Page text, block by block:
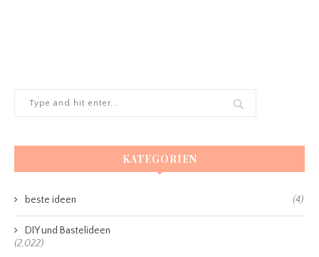
KATEGORIEN
beste ideen (4)
DIY und Bastelideen
(2,022)